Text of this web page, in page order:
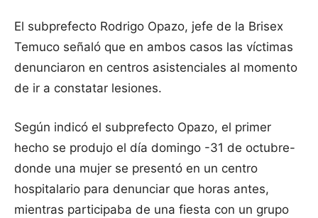
El subprefecto Rodrigo Opazo, jefe de la Brisex
Temuco señaló que en ambos casos las víctimas
denunciaron en centros asistenciales al momento
de ir a constatar lesiones.
Según indicó el subprefecto Opazo, el primer
hecho se produjo el día domingo -31 de octubre-
donde una mujer se presentó en un centro
hospitalario para denunciar que horas antes,
mientras participaba de una fiesta con un grupo